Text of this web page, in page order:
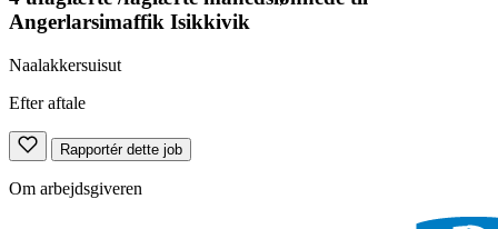
Angerlarsimaffik Isikkivik
Naalakkersuisut
Efter aftale
Rapportér dette job
Om arbejdsgiveren